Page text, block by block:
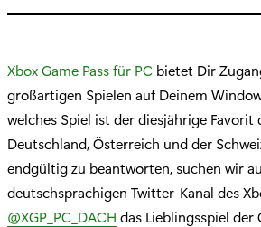
e
Xbox Game Pass für PC bietet Dir
großartigen Spielen auf Deinem
welches Spiel ist der diesjährige
Deutschland, Österreich und der
endgültig zu beantworten, suchen wir
deutschsprachigen Twitter-Kanal des
@XGP_PC_DACH das Lieblingsspiel